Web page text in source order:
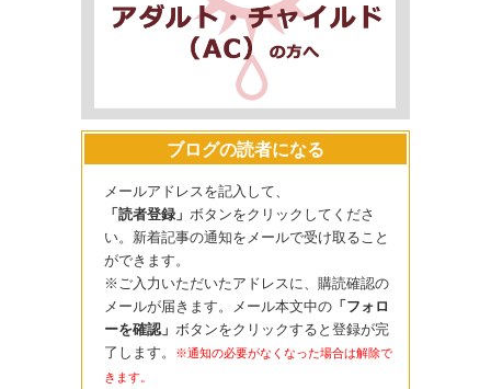
ブログの読者になる
メールアドレスを記入して、
「読者登録」 ボタンをクリックしてくださ
い。新着記事の通知をメールで受け取ること
ができます。
※ご入力いただいたアドレスに、購読確認の
メールが届きます。メール本文中の「フォロ
ーを確認」 ボタンをクリックすると登録が完
了します。
※通知の必要がなくなった場合は解除で
きます。